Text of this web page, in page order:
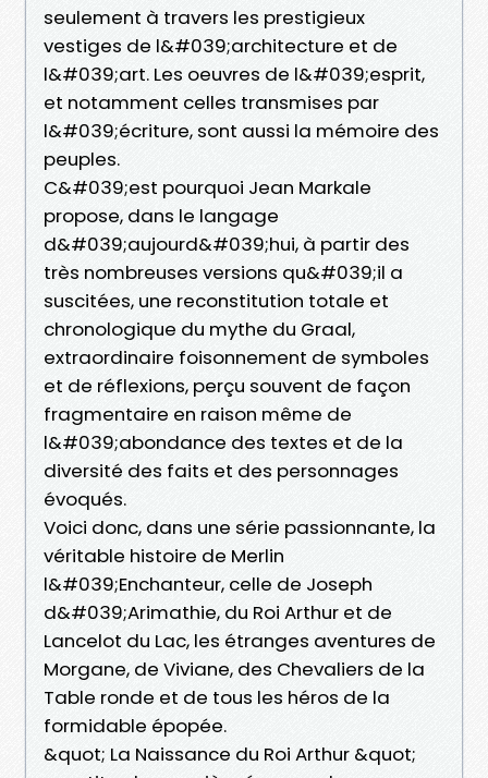
seulement à travers les prestigieux
vestiges de l&#039;architecture et de
l&#039;art. Les oeuvres de l&#039;esprit,
et notamment celles transmises par
l&#039;écriture, sont aussi la mémoire des
peuples.
C&#039;est pourquoi Jean Markale
propose, dans le langage
d&#039;aujourd&#039;hui, à partir des
très nombreuses versions qu&#039;il a
suscitées, une reconstitution totale et
chronologique du mythe du Graal,
extraordinaire foisonnement de symboles
et de réflexions, perçu souvent de façon
fragmentaire en raison même de
l&#039;abondance des textes et de la
diversité des faits et des personnages
évoqués.
Voici donc, dans une série passionnante, la
véritable histoire de Merlin
l&#039;Enchanteur, celle de Joseph
d&#039;Arimathie, du Roi Arthur et de
Lancelot du Lac, les étranges aventures de
Morgane, de Viviane, des Chevaliers de la
Table ronde et de tous les héros de la
formidable épopée.
&quot; La Naissance du Roi Arthur &quot;